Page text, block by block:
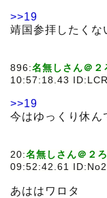
>>19
靖国参拝したくな
896:名無しさん＠２
10:57:18.43
>>19
今はゆっくり休ん
20:名無しさん＠２
09:52:42.61
あははワロタ